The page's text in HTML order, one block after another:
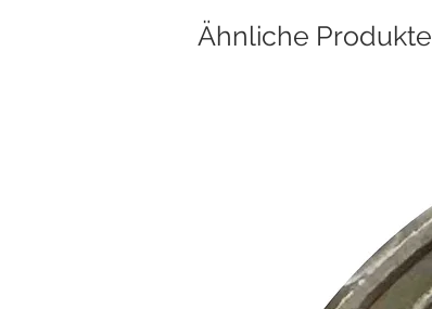
Ähnliche Produkte